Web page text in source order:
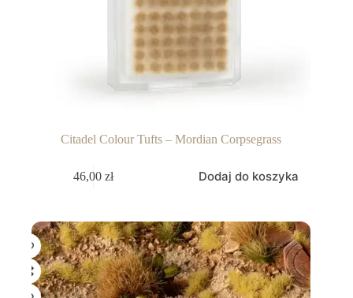
Citadel Colour Tufts – Mordian Corpsegrass
46,00zł Dodaj do koszyka